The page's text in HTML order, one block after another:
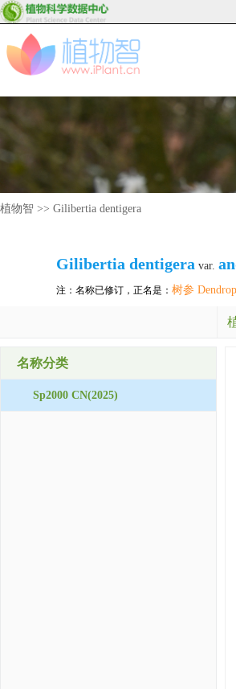
植物智 >> Gilibertia dentigera
Gilibertia dentigera var.
注：名称已修订，正名是： 树参
名称分类
Sp2000 CN(2025)